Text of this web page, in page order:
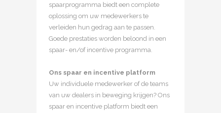
spaarprogramma biedt een complete
oplossing om uw medewerkers te
verleiden hun gedrag aan te passen.
Goede prestaties worden beloond in een
spaar- en/of incentive programma.
Ons spaar en incentive platform
Uw individuele medewerker of de teams
van uw dealers in beweging krijgen? Ons
spaar en incentive platform biedt een